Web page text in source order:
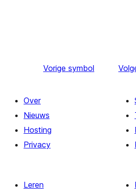
Vorige symbol
Over
Nieuws
Hosting
Privacy
Leren